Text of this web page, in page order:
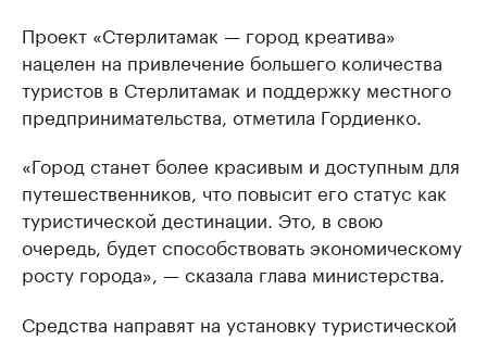
Проект «Стерлитамак — город креатива»
нацелен на привлечение большего количества
туристов в Стерлитамак и поддержку местного
предпринимательства, отметила Гордиенко.
«Город станет более красивым и доступным для
путешественников, что повысит его статус как
туристической дестинации. Это, в свою
очередь, будет способствовать экономическому
росту города», — сказала глава министерства.
Средства направят на установку туристической